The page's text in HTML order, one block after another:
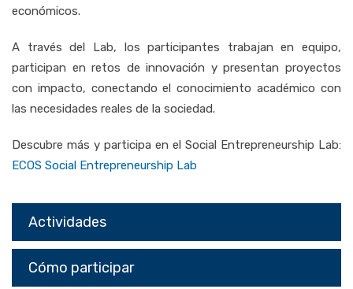
económicos.
A través del Lab, los participantes trabajan en equipo,
participan en retos de innovación y presentan proyectos
con impacto, conectando el conocimiento académico con
las necesidades reales de la sociedad.
Descubre más y participa en el Social Entrepreneurship Lab:
ECOS Social Entrepreneurship Lab
Actividades
Cómo participar